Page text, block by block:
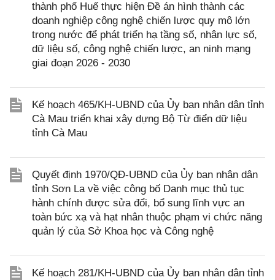
thành phố Huế thực hiện Đề án hình thành các
doanh nghiệp công nghệ chiến lược quy mô lớn
trong nước để phát triển hạ tầng số, nhân lực số,
dữ liệu số, công nghệ chiến lược, an ninh mạng
giai đoạn 2026 - 2030
Kế hoạch 465/KH-UBND của Ủy ban nhân dân tỉnh
Cà Mau triển khai xây dựng Bộ Từ điển dữ liệu
tỉnh Cà Mau
Quyết định 1970/QĐ-UBND của Ủy ban nhân dân
tỉnh Sơn La về việc công bố Danh mục thủ tục
hành chính được sửa đổi, bổ sung lĩnh vực an
toàn bức xạ và hạt nhân thuộc phạm vi chức năng
quản lý của Sở Khoa học và Công nghệ
Kế hoạch 281/KH-UBND của Ủy ban nhân dân tỉnh